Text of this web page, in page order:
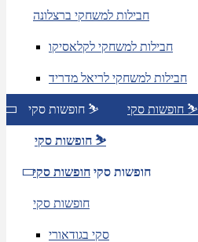
חבילות למשחקי ברצלונה
חבילות למשחקי לקלאסיקו
חבילות למשחקי לריאל מדריד
חופשות סקי ⛷️ חופשות סקי ⛷️
חופשות סקי ⛷️
חופשות סקי חופשות סקי
חופשות סקי
סקי בגודאורי